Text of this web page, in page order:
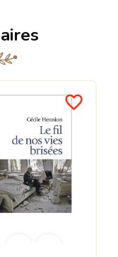
favorite_border